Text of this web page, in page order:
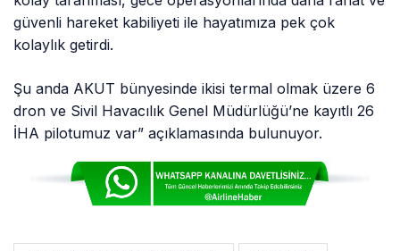
güvenli hareket kabiliyeti ile hayatımıza pek çok
kolaylık getirdi.
Şu anda AKUT bünyesinde ikisi termal olmak üzere 6
dron ve Sivil Havacılık Genel Müdürlüğü’ne kayıtlı 26
İHA pilotumuz var” açıklamasında bulunuyor.